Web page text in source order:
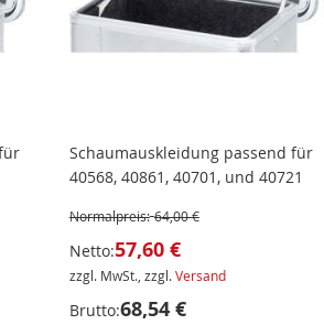
Schaumauskleidung passend für
40568, 40861, 40701, und 40721
Normalpreis: 64,00 €
Netto:57,60 €
zzgl. MwSt., zzgl.Versand
Brutto:68,54 €